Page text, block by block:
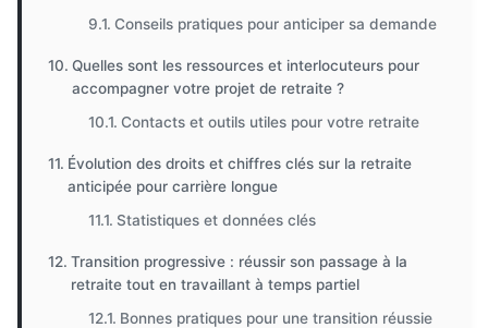
Conseils pratiques pour anticiper sa demande
Quelles sont les ressources et interlocuteurs pour
accompagner votre projet de retraite ?
Contacts et outils utiles pour votre retraite
Évolution des droits et chiffres clés sur la retraite
anticipée pour carrière longue
Statistiques et données clés
Transition progressive : réussir son passage à la
retraite tout en travaillant à temps partiel
Bonnes pratiques pour une transition réussie